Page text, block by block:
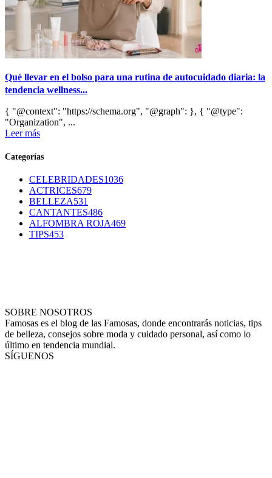
Qué llevar en el bolso para una rutina de autocuidado diaria: la
tendencia wellness...
{ "@context": "https://schema.org", "@graph": }, { "@type":
"Organization", ...
Leer más
Categorías
CELEBRIDADES1036
ACTRICES679
BELLEZA531
CANTANTES486
ALFOMBRA ROJA469
TIPS453
SOBRE NOSOTROS
Famosas es el blog de las Famosas, donde encontrarás noticias, tips
de belleza, consejos sobre moda y cuidado personal, así como lo
último en tendencia mundial.
SÍGUENOS